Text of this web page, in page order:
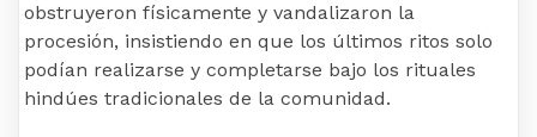
obstruyeron físicamente y vandalizaron la
procesión, insistiendo en que los últimos ritos solo
podían realizarse y completarse bajo los rituales
hindúes tradicionales de la comunidad.